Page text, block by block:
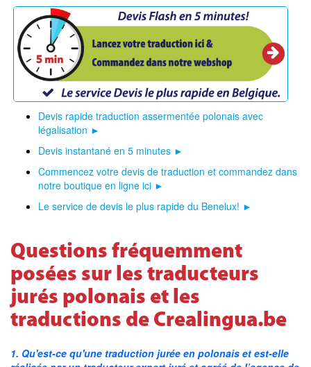
Devis rapide traduction assermentée polonais avec
légalisation ►
Devis instantané en 5 minutes ►
Commencez votre devis de traduction et commandez dans
notre boutique en ligne ici ►
Le service de devis le plus rapide du Benelux! ►
Questions fréquemment
posées sur les traducteurs
jurés polonais et les
traductions de Crealingua.be
1. Qu'est-ce qu'une traduction jurée en polonais et est-elle